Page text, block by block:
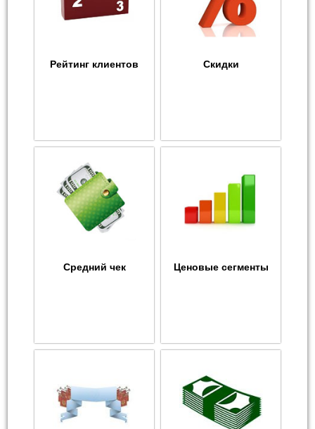
Рейтинг клиентов Скидки
Средний чек Ценовые сегменты